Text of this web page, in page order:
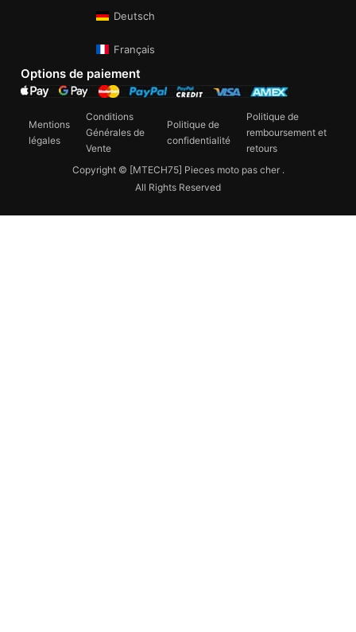
Deutsch
Français
Options de paiement
Copyright © [MTECH75] Pieces moto pas cher .
All Rights Reserved
Mentions
légales
Conditions
Générales de
Vente
Politique de
confidentialité
Politique de
remboursement et
retours